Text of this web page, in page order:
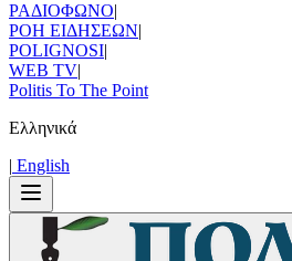
ΡΑΔΙΟΦΩΝΟ|
ΡΟΗ ΕΙΔΗΣΕΩΝ|
POLIGNOSI|
WEB TV|
Politis To The Point
Ελληνικά
| Εnglish